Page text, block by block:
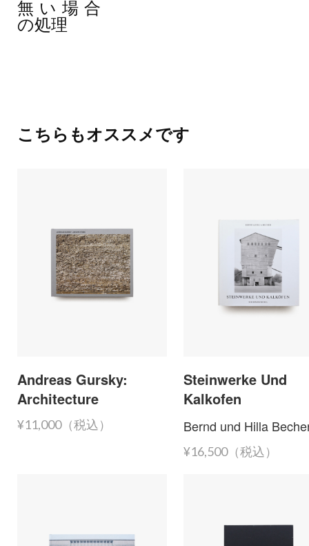
無い場合
の処理
こちらもオススメです
Andreas Gursky:
Architecture
¥11,000（税込）
Steinwerke Und
Kalkofen
Bernd und Hilla
¥16,500（税込）